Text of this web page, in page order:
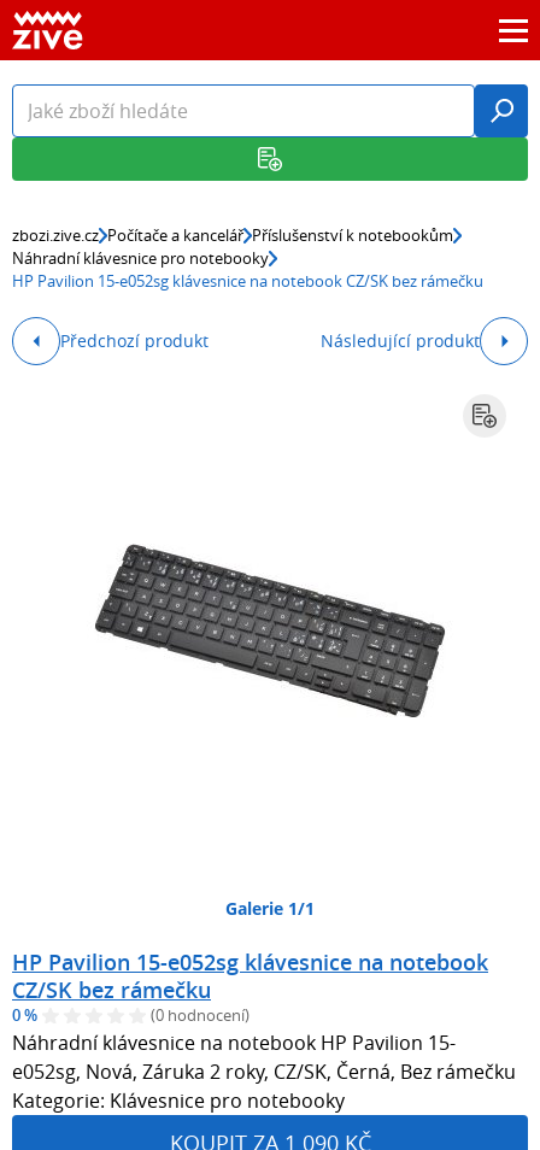
zbozi.zive.cz Počítače a kancelář Příslušenství k notebookům
Náhradní klávesnice pro notebooky
HP Pavilion 15-e052sg klávesnice na notebook CZ/SK bez rámečku
Předchozí produkt Následující produkt
Galerie 1/1
HP Pavilion 15-e052sg klávesnice na notebook
CZ/SK bez rámečku
0 % (0 hodnocení)
Náhradní klávesnice na notebook HP Pavilion 15-
e052sg, Nová, Záruka 2 roky, CZ/SK, Černá, Bez rámečku
Kategorie: Klávesnice pro notebooky
KOUPIT ZA 1 090 KČ